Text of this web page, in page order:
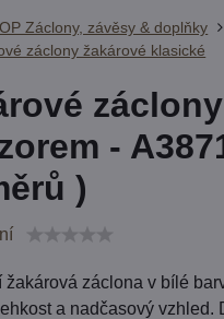
Záclony, závěsy & doplňky
záclony žakárové klasické
-
)
žakárová záclona v bílé
a nadčasový vzhled.